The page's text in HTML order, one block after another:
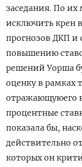
заседания. По
исключить ⁠крен
прогнозов ДКП и
повышению
решений Уорша
оценку в рамках
отражающуюего
процентные
показала бы,
действительно
которых он